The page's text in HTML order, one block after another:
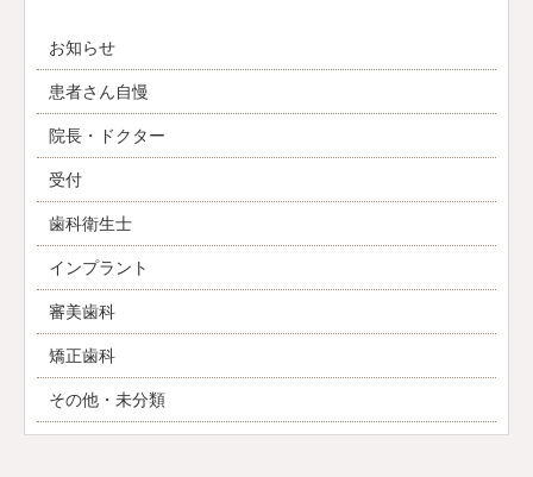
お知らせ
患者さん自慢
院長・ドクター
受付
歯科衛生士
インプラント
審美歯科
矯正歯科
その他・未分類